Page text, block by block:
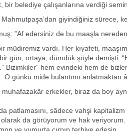
bir belediye çalışanlarına verdiği
Mahmutpaşa’dan giyindiğiniz sürece,
”Af edersiniz de bu maaşla
müdiremiz vardı. Her kıyafeti,
gün, ortaya, dümdük şöyle demişti:
Bizimkiler” hem evindeki hem de
O günkü mide bulantımı anlatmaktan
erkekler, biraz da boy
patlamasını, sâdece vahşi
olarak da görüyorum ve hak